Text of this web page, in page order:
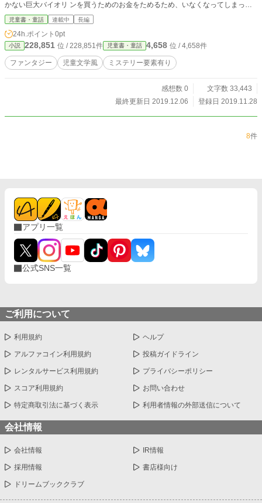
かない巨大バイオリ ンを買うためのお金をためるため、いなくなってしまった
動物を探す「動物探偵」と して仕事を探していた。 そこにソラの唯一の友人で
ある老夫婦から飼い犬のラルを探して欲しいと依頼が舞い 込む。なぜかツチも
この仕事に加わり、2人は町の様々な人物に接触し、捜査を開始す るが、いつの
間にかこの小さな町で起きている大きな事件に巻き込まれていく。。
児童書・童話 連載中 長編
24h.ポイント 0pt
小説 228,851 位 / 228,851件 児童書・童話 4,658 位 / 4,658件
ファンタジー 児童文学風 ミステリー要素有り
感想数 0
文字数 33,443
最終更新日 2019.12.06
登録日 2019.11.28
8件
アプリ一覧
公式SNS一覧
ご利用について
利用規約 ヘルプ
アルファコイン利用規約 投稿ガイドライン
レンタルサービス利用規約 プライバシーポリシー
スコア利用規約 お問い合わせ
特定商取引法に基づく表示 利用者情報の外部送信について
会社情報
会社情報 IR情報
採用情報 書店様向け
ドリームブッククラブ